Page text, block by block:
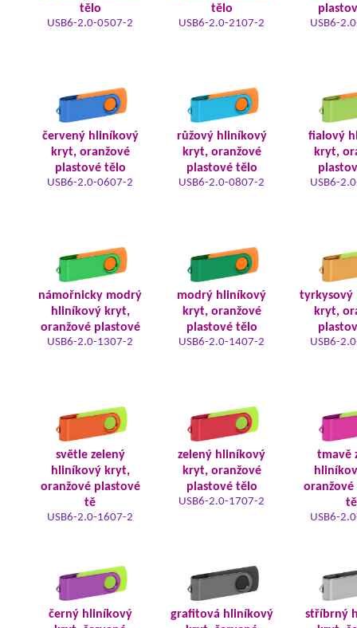
tělo
USB6-2.0-0507-2
tělo
USB6-2.0-2107-2 USB6-
červený hliníkový
kryt, oranžové
plastové tělo
USB6-2.0-0607-2
růžový hliníkový
kryt, oranžové
plastové tělo
USB6-2.0-0807-2
fialový
kryt,
USB6-
námořnicky modrý
hliníkový kryt,
oranžové plastové
USB6-2.0-1307-2
modrý hliníkový
kryt, oranžové
plastové tělo
USB6-2.0-1407-2
tyrkysový
kryt,
USB6-
světle zelený
hliníkový kryt,
oranžové plastové
tě
USB6-2.0-1607-2
zelený hliníkový
kryt, oranžové
plastové tělo
USB6-2.0-1707-2
tmavě
oranžové
USB6-
černý hliníkový
grafitová hliníkový
stříbrný